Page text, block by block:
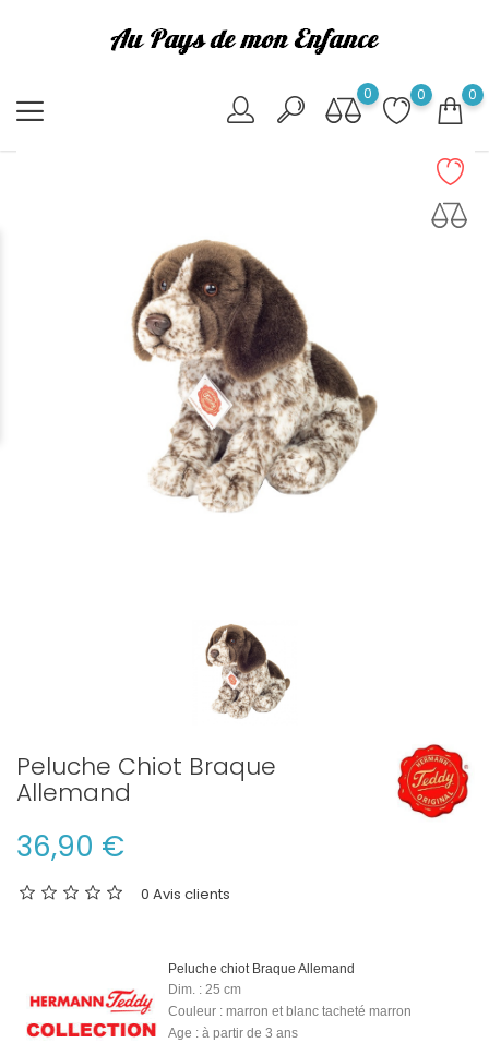
0
0
0
Peluche Chiot Braque
Allemand
36,90 €
0 Avis clients
Peluche chiot Braque Allemand
Dim. : 25 cm
Couleur : marron et blanc tacheté marron
Age : à partir de 3 ans